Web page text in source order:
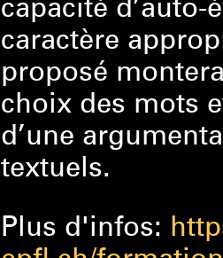
capacité
caractère
proposé
choix des mots
d’une
textuels.
Plus d'infos: